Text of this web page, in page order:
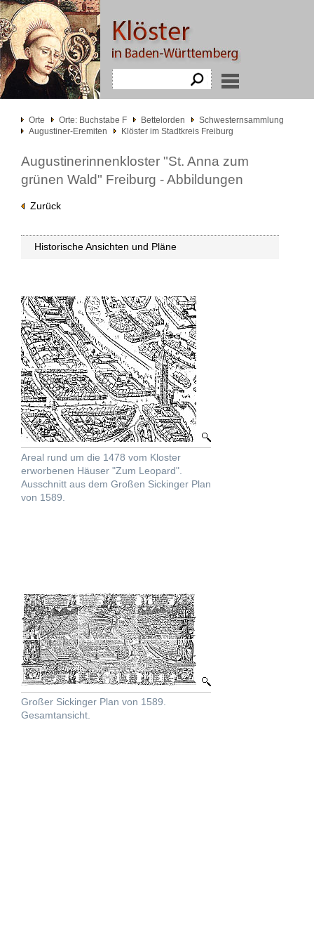
Orte Orte: Buchstabe F Bettelorden
Schwesternsammlung
Augustiner-Eremiten
Klöster im Stadtkreis Freiburg
Augustinerinnenkloster "St. Anna zum
grünen Wald" Freiburg - Abbildungen
Zurück
Historische Ansichten und Pläne
Areal rund um die 1478 vom Kloster
erworbenen Häuser "Zum Leopard".
Ausschnitt aus dem Großen Sickinger Plan
von 1589.
Großer Sickinger Plan von 1589.
Gesamtansicht.